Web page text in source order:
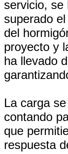
servicio, se
superado
del
proyecto y
ha llevado
La carga
contando
que
respuesta